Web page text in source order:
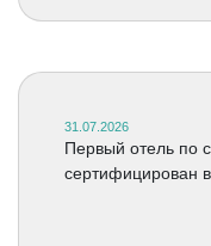
31.07.2026
Первый отель по
сертифицирован